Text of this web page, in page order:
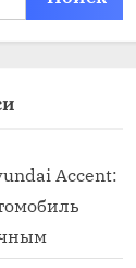
Accent: